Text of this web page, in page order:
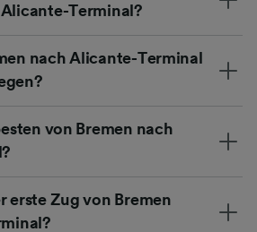
Terminal?
nach Alicante-Terminal
von Bremen nach
erste Zug von Bremen